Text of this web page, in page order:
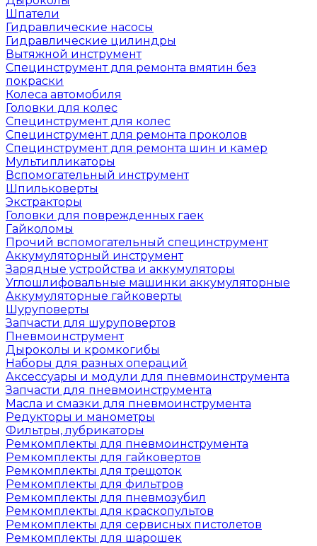
Шпатели
Гидравлические насосы
Гидравлические цилиндры
Вытяжной инструмент
Специнструмент для ремонта вмятин без
покраски
Колеса автомобиля
Головки для колес
Специнструмент для колес
Специнструмент для ремонта проколов
Специнструмент для ремонта шин и камер
Мультипликаторы
Вспомогательный инструмент
Шпильковерты
Экстракторы
Головки для поврежденных гаек
Гайколомы
Прочий вспомогательный специнструмент
Аккумуляторный инструмент
Зарядные устройства и аккумуляторы
Углошлифовальные машинки аккумуляторные
Аккумуляторные гайковерты
Шуруповерты
Запчасти для шуруповертов
Пневмоинструмент
Дыроколы и кромкогибы
Наборы для разных операций
Аксессуары и модули для пневмоинструмента
Запчасти для пневмоинструмента
Масла и смазки для пневмоинструмента
Редукторы и манометры
Фильтры, лубрикаторы
Ремкомплекты для пневмоинструмента
Ремкомплекты для гайковертов
Ремкомплекты для трещоток
Ремкомплекты для фильтров
Ремкомплекты для пневмозубил
Ремкомплекты для краскопультов
Ремкомплекты для сервисных пистолетов
Ремкомплекты для шарошек